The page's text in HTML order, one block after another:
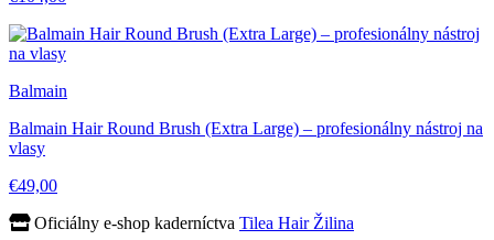
Balmain
Balmain Hair Round Brush (Extra Large) – profesionálny nástroj na
vlasy
€49,00
Oficiálny e-shop kaderníctva Tilea Hair Žilina